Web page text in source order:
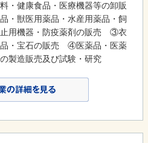
・健康食品・医療機器等の卸販
獣医用薬品・水産用薬品・飼
止用機器・防疫薬剤の販売 ③衣
品・宝石の販売 ④医薬品・医薬
製造販売及び試験・研究